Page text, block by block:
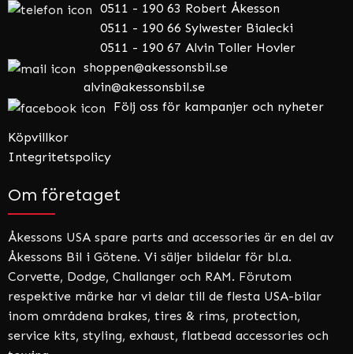
0511 - 190 63 Robert Åkesson
0511 - 190 66 Sylwester Bialecki
0511 - 190 67 Alvin Toller Hovler
shoppen@akessonsbil.se
alvin@akessonsbil.se
Följ oss för kampanjer och nyheter
Köpvillkor
Integritetspolicy
Om företaget
Åkessons USA spare parts and accessories är en del av
Åkessons Bil i Götene. Vi säljer bildelar för bl.a.
Corvette, Dodge, Challanger och RAM. Förutom
respektive märke har vi delar till de flesta USA-bilar
inom områdena brakes, tires & rims, protection,
service kits, styling, exhaust, flatbead accessories och